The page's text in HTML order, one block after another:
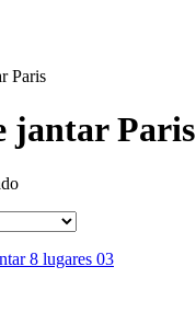
Paris
jantar Paris